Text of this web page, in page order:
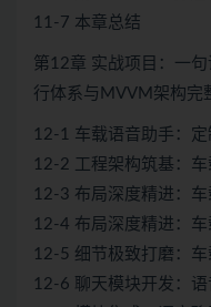
11-7 本章总结
第12章 实战项目：一
行体系与MVVM架构完
12-1 车载语音助手：
12-2 工程架构筑基：
12-3 布局深度精进：
12-4 布局深度精进：
12-5 细节极致打磨：
12-6 聊天模块开发：